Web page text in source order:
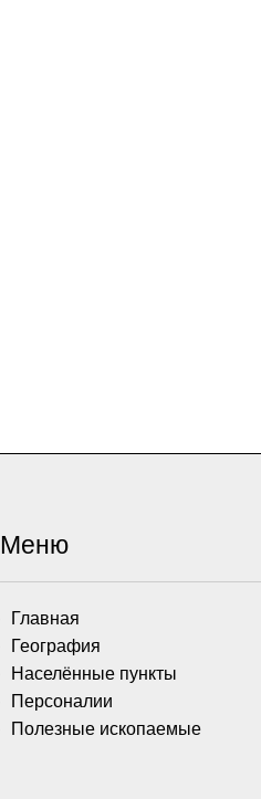
Меню
Главная
География
Населённые пункты
Персоналии
Полезные ископаемые